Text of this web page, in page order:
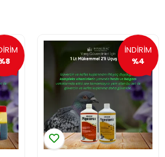
İNDİRİM
%4